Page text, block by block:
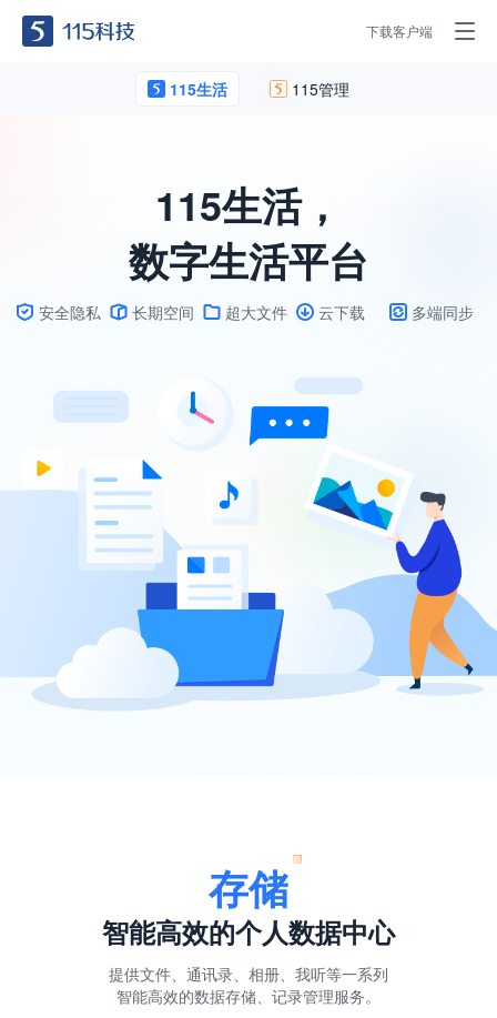
下载客户端
115生活 115管理
115生活，
数字生活平台
安全隐私 长期空间 超大文件 云下载 多端同步
存储
智能高效的个人数据中心
提供文件、通讯录、相册、我听等一系列
智能高效的数据存储、记录管理服务。